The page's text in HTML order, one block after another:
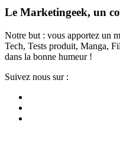
Le Marketingeek, un
Notre but : vous apportez un
Tech, Tests produit, Manga,
dans la bonne humeur !
Suivez nous sur :